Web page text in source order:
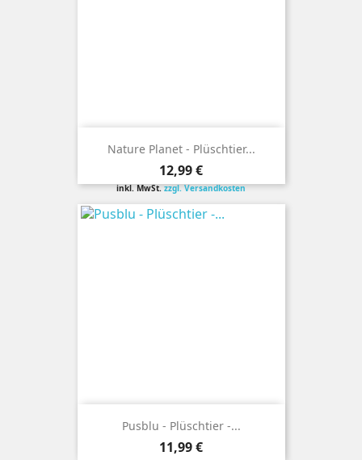
Nature Planet - Plüschtier...
Preis
12,99 €
inkl. MwSt.zzgl. Versandkosten
Pusblu - Plüschtier -...
Preis
11,99 €